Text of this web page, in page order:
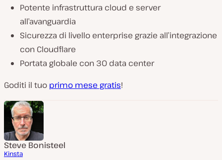
Potente infrastruttura cloud e server
all’avanguardia
Sicurezza di livello enterprise grazie all’integrazione
con Cloudflare
Portata globale con 30 data center
Goditi il tuo primo mese gratis!
Steve Bonisteel
Kinsta